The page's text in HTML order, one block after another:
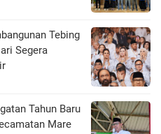
Tebing
Segera
Tahun Baru
Mare